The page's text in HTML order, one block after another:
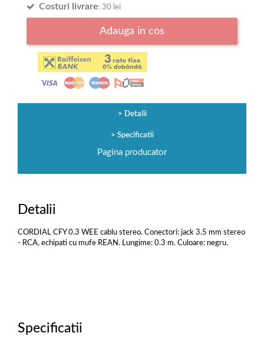
Costuri livrare: 30 lei
Adauga in cos
Detalii
Specificatii
Pagina producator
Detalii
CORDIAL CFY 0.3 WEE cablu stereo. Conectori: jack 3.5 mm stereo
- RCA, echipati cu mufe REAN. Lungime: 0.3 m. Culoare: negru.
Specificatii